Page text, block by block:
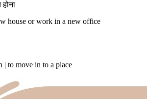
होना
house or work in a new office
| to move in to a place